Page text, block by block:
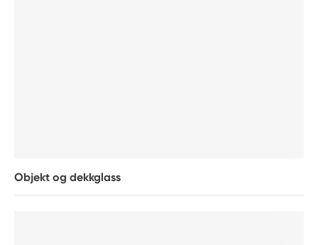
Objekt og dekkglass